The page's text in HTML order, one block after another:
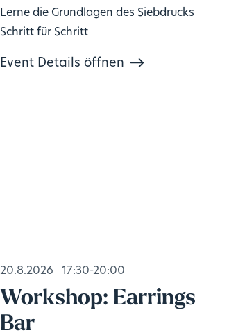
Lerne die Grundlagen des Siebdrucks
Schritt für Schritt
Event Details öffnen
20.8.2026 17:30-20:00
Workshop: Earrings
Bar